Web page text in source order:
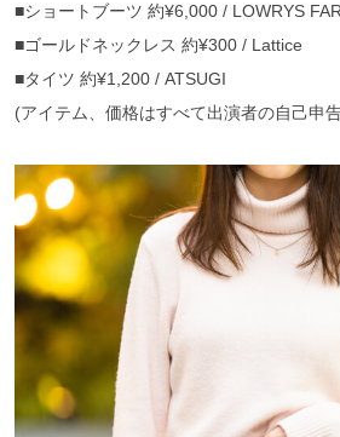
■ショートブーツ 約¥6,000 / LOWRYS
■ゴールドネックレス 約¥300 / Lattice
■タイツ 約¥1,200 / ATSUGI
(アイテム、価格はすべて出演者の自己申